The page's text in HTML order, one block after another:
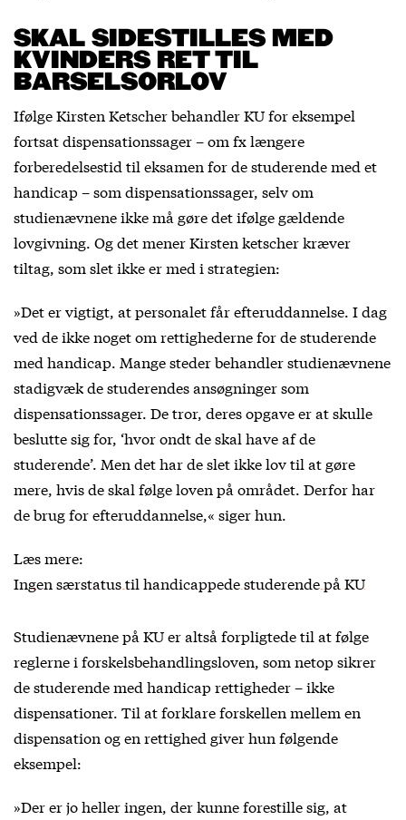
SKAL SIDESTILLES MED
KVINDERS RET TIL
BARSELSORLOV
Ifølge Kirsten Ketscher behandler KU for eksempel
fortsat dispensationssager – om fx længere
forberedelsestid til eksamen for de studerende med et
handicap – som dispensationssager, selv om
studienævnene ikke må gøre det ifølge gældende
lovgivning. Og det mener Kirsten ketscher kræver
tiltag, som slet ikke er med i strategien:
»Det er vigtigt, at personalet får efteruddannelse. I dag
ved de ikke noget om rettighederne for de studerende
med handicap. Mange steder behandler studienævnene
stadigvæk de studerendes ansøgninger som
dispensationssager. De tror, deres opgave er at skulle
beslutte sig for, ‘hvor ondt de skal have af de
studerende’. Men det har de slet ikke lov til at gøre
mere, hvis de skal følge loven på området. Derfor har
de brug for efteruddannelse,« siger hun.
Læs mere:
Ingen særstatus til handicappede studerende på KU
Studienævnene på KU er altså forpligtede til at følge
reglerne i forskelsbehandlingsloven, som netop sikrer
de studerende med handicap rettigheder – ikke
dispensationer. Til at forklare forskellen mellem en
dispensation og en rettighed giver hun følgende
eksempel:
»Der er jo heller ingen, der kunne forestille sig, at